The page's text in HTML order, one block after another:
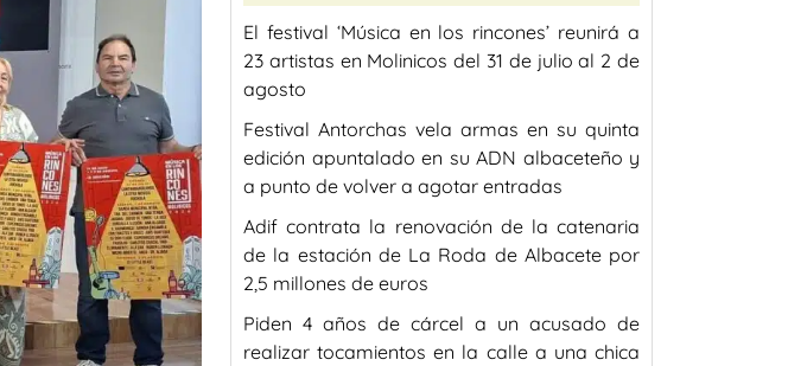
El festival ‘Música en los rincones’ reunirá a
23 artistas en Molinicos del 31 de julio al 2 de
agosto
Festival Antorchas vela armas en su quinta
edición apuntalado en su ADN albaceteño y
a punto de volver a agotar entradas
Adif contrata la renovación de la catenaria
de la estación de La Roda de Albacete por
2,5 millones de euros
Piden 4 años de cárcel a un acusado de
realizar tocamientos en la calle a una chica